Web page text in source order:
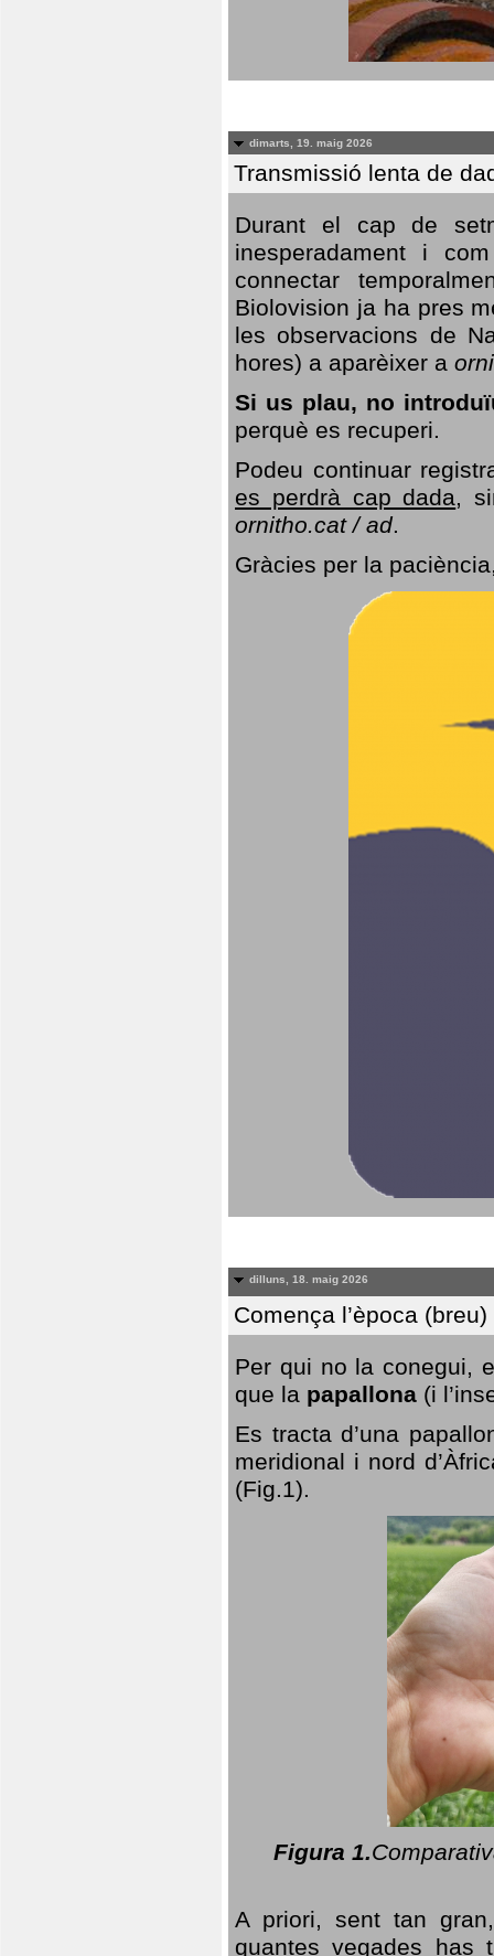
dimarts, 19. maig 2026
Transmissió lenta de
Durant el cap de
inesperadament i
connectar
Biolovision ja ha pres
les observacions de
hores) a aparèixer a
Si us plau, no
perquè es recuperi.
Podeu continuar
es perdrà cap dada,
ornitho.cat / ad.
Gràcies per la
dilluns, 18. maig 2026
Comença l’època
Per qui no la conegui,
que la papallona (i
Es tracta d’una
meridional i nord
(Fig.1).
Figura 1.
A priori, sent tan
quantes vegades has